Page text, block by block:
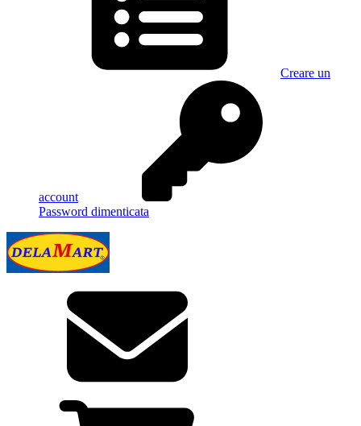
Creare un
account
Password dimenticata